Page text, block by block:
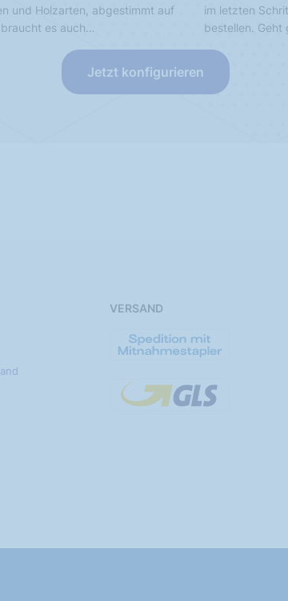
und Holzarten, abgestimmt auf
es auch…
im letzten
bestellen.
Jetzt konfigurieren
VERSAND